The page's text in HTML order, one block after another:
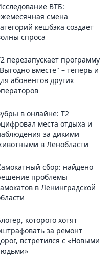
ВТБ:
смена
кешбэка создает
спроса
перезапускает программу
вместе" – теперь и
абонентов других
в онлайне: Т2
места отдыха и
за дикими
в Ленобласти
сбор: найдено
проблемы
в Ленинградской
которого хотят
за ремонт
встретился с «Новыми